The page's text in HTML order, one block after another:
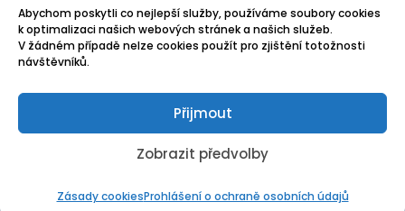
Abychom poskytli co nejlepší služby, používáme soubory cookies
k optimalizaci našich webových stránek a našich služeb.
V žádném případě nelze cookies použít pro zjištění totožnosti
návštěvníků.
Přijmout
Zobrazit předvolby
Zásady cookiesProhlášení o ochraně osobních údajů
PODMÍNKY
GDPR
© Dextrum Fulfillment, a.s.